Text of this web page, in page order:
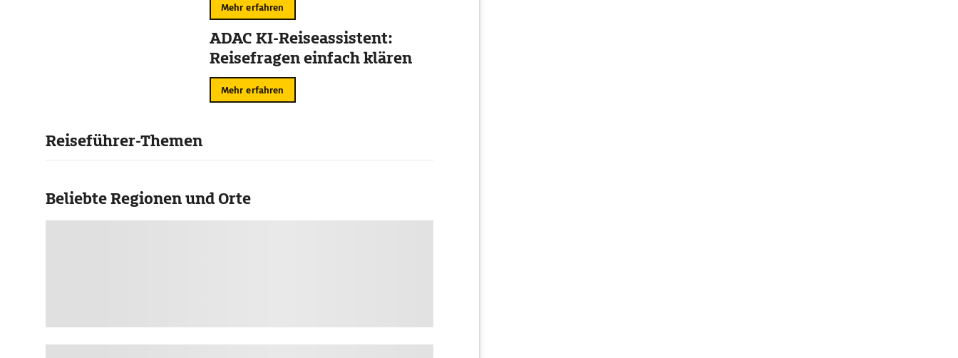
Mehr erfahren
ADAC KI-Reiseassistent:
Reisefragen einfach klären
Mehr erfahren
Reiseführer-Themen
Beliebte Regionen und Orte